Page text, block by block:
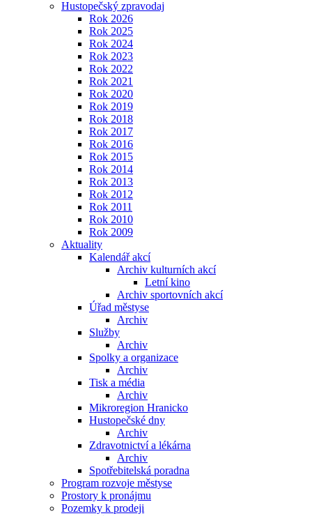
Hustopečský zpravodaj
Rok 2026
Rok 2025
Rok 2024
Rok 2023
Rok 2022
Rok 2021
Rok 2020
Rok 2019
Rok 2018
Rok 2017
Rok 2016
Rok 2015
Rok 2014
Rok 2013
Rok 2012
Rok 2011
Rok 2010
Rok 2009
Aktuality
Kalendář akcí
Archiv kulturních akcí
Letní kino
Archiv sportovních akcí
Úřad městyse
Archiv
Služby
Archiv
Spolky a organizace
Archiv
Tisk a média
Archiv
Mikroregion Hranicko
Hustopečské dny
Archiv
Zdravotnictví a lékárna
Archiv
Spotřebitelská poradna
Program rozvoje městyse
Prostory k pronájmu
Pozemky k prodeji